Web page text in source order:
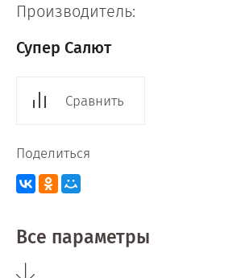
Производитель:
Супер Салют
Сравнить
Поделиться
Все параметры